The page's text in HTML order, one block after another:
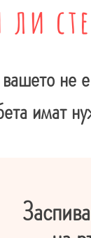
ли
не
имат